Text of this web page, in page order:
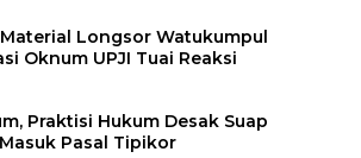
Longsor Watukumpul
Oknum UPJI Tuai Reaksi
Praktisi Hukum Desak Suap
Pasal Tipikor